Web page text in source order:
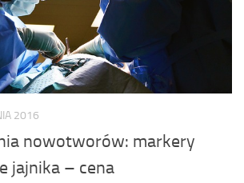
2016
nowotworów: markery
jajnika – cena